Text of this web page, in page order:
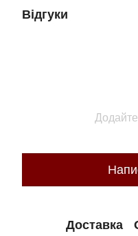
Відгуки
Доставка